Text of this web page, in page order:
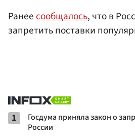
Ранеесообщалось, что в
запретить поставки
1
Госдума приняла закон о
России